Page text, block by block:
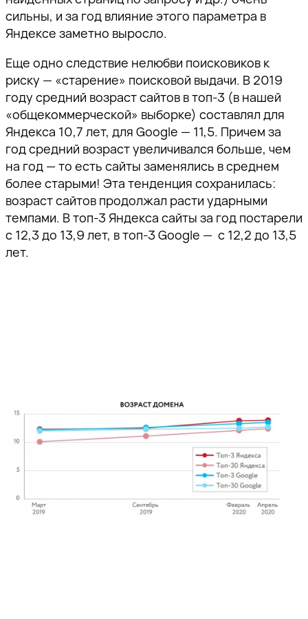
сильны, и за год влияние этого параметра в
Яндексе заметно выросло.
Еще одно следствие нелюбви поисковиков к
риску — «старение» поисковой выдачи. В 2019
году средний возраст сайтов в топ-3 (в нашей
«общекоммерческой» выборке) составлял для
Яндекса 10,7 лет, для Google — 11,5. Причем за
год средний возраст увеличивался больше, чем
на год — то есть сайты заменялись в среднем
более старыми! Эта тенденция сохранилась:
возраст сайтов продолжал расти ударными
темпами. В топ-3 Яндекса сайты за год постарели
с 12,3 до 13,9 лет, в топ-3 Google — с 12,2 до 13,5
лет.